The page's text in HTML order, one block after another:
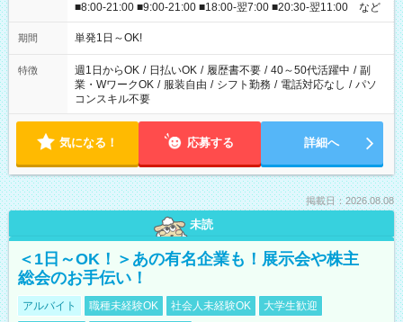
■8:00-21:00 ■9:00-21:00 ■18:00-翌7:00 ■20:30-翌11:00 など
期間 単発1日～OK!
特徴 週1日からOK / 日払いOK / 履歴書不要 / 40～50代活躍中 / 副
業・WワークOK / 服装自由 / シフト勤務 / 電話対応なし / パソ
コンスキル不要
気になる！ 応募する 詳細へ
掲載日：2026.08.08
未読
＜1日～OK！＞あの有名企業も！展示会や株主
総会のお手伝い！
アルバイト 職種未経験OK 社会人未経験OK
大学生歓迎